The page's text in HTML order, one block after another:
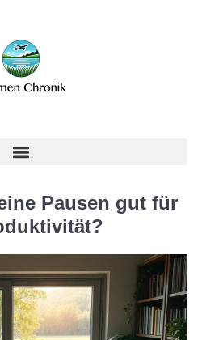
Pausen gut für